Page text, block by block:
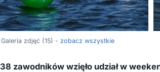
Galeria zdjęć (15) - zobacz wszystkie
38 zawodników wzięło udział w